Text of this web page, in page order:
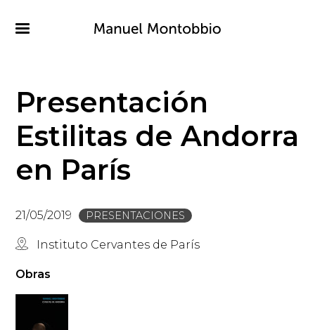
contenido
Presentación
Estilitas de Andorra
en París
21/05/2019 PRESENTACIONES
Instituto Cervantes de París
Obras